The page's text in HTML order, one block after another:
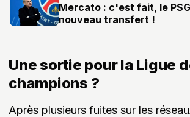
Mercato : c'est fait, le
nouveau transfert !
Une sortie pour la Ligue
champions ?
Après plusieurs fuites sur les